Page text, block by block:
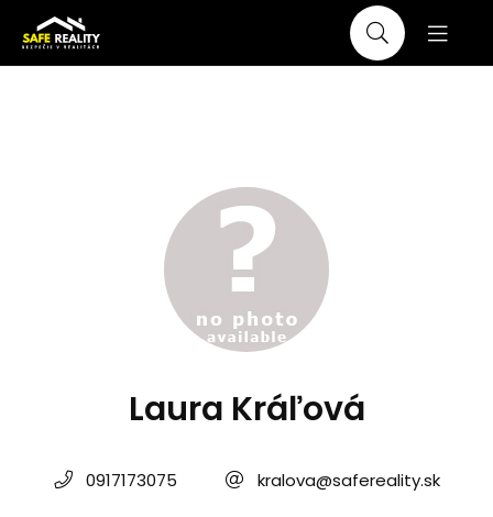
Laura Kráľová
0917173075 kralova@safereality.sk